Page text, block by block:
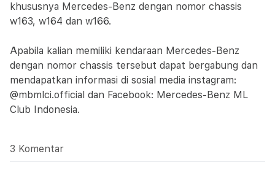
khususnya Mercedes-Benz dengan nomor chassis
w163, w164 dan w166.
Apabila kalian memiliki kendaraan Mercedes-Benz
dengan nomor chassis tersebut dapat bergabung dan
mendapatkan informasi di sosial media instagram:
@mbmlci.official dan Facebook: Mercedes-Benz ML
Club Indonesia.
3 Komentar